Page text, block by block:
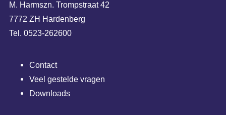
M. Harmszn. Trompstraat 42
7772 ZH Hardenberg
Tel. 0523-262600
Contact
Veel gestelde vragen
Downloads